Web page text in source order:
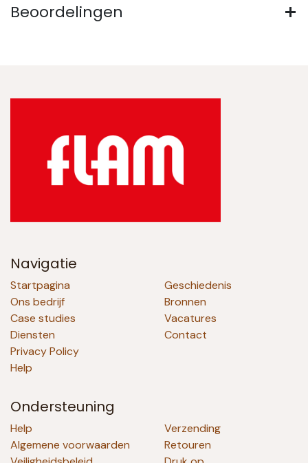
Beoordelingen
Navigatie
Startpagina
Ons bedrijf
Case studies
Diensten
Privacy Policy
Help
Geschiedenis
Bronnen
Vacatures
Contact
Ondersteuning
Help
Algemene voorwaarden
Verzending
Retouren